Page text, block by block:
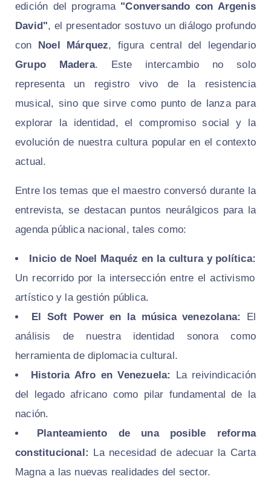
edición del programa "Conversando con Argenis
David", el presentador sostuvo un diálogo profundo
con
Noel Márquez, figura central del legendario
Grupo Madera. Este intercambio no solo
representa un registro vivo de la resistencia
musical, sino que sirve como punto de lanza para
explorar la identidad, el compromiso social y la
evolución de nuestra cultura popular en el contexto
actual.
Entre los temas que el maestro conversó durante la
entrevista, se destacan puntos neurálgicos para la
agenda pública nacional, tales como:
Inicio de Noel Maquéz en la cultura y política:
Un recorrido por la intersección entre el activismo
artístico y la gestión pública.
El Soft Power en la música venezolana:
El
análisis de nuestra identidad sonora como
herramienta de diplomacia cultural.
Historia Afro en Venezuela:
La reivindicación
del legado africano como pilar fundamental de la
nación.
Planteamiento de una posible reforma
constitucional:
La necesidad de adecuar la Carta
Magna a las nuevas realidades del sector.